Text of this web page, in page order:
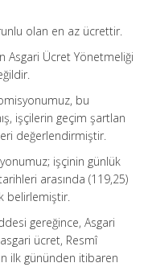
olan en az ücrettir.
Asgari Ücret Yönetmeliği
bu
işçilerin geçim şartlan
değerlendirmiştir.
işçinin günlük
arasında (119,25)
belirlemiştir.
gereğince, Asgari
ücret, Resmî
ilk gününden itibaren